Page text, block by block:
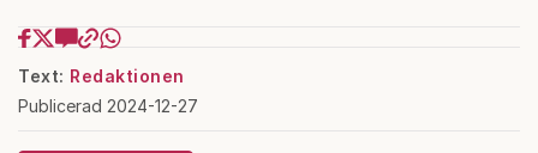
Text: Redaktionen
Publicerad 2024-12-27